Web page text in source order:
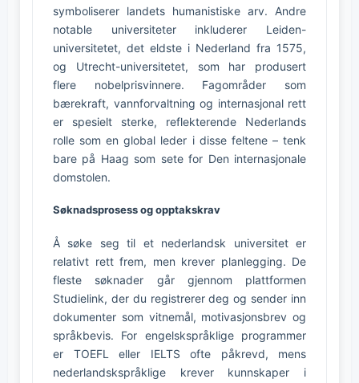
symboliserer landets humanistiske arv. Andre
notable universiteter inkluderer Leiden-
universitetet, det eldste i Nederland fra 1575,
og Utrecht-universitetet, som har produsert
flere nobelprisvinnere. Fagområder som
bærekraft, vannforvaltning og internasjonal rett
er spesielt sterke, reflekterende Nederlands
rolle som en global leder i disse feltene – tenk
bare på Haag som sete for Den internasjonale
domstolen.
Søknadsprosess og opptakskrav
Å søke seg til et nederlandsk universitet er
relativt rett frem, men krever planlegging. De
fleste søknader går gjennom plattformen
Studielink, der du registrerer deg og sender inn
dokumenter som vitnemål, motivasjonsbrev og
språkbevis. For engelskspråklige programmer
er TOEFL eller IELTS ofte påkrevd, mens
nederlandskspråklige krever kunnskaper i